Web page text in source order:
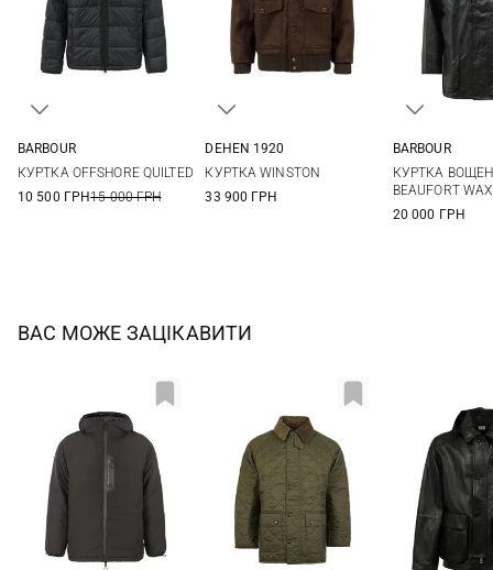
BARBOUR
КУРТКА OFFSHORE QUILTED
10 500 ГРН15 000 ГРН
DEHEN 1920
КУРТКА WINSTON
33 900 ГРН
46
48
BARBOUR
КУРТКА
BEAUFORT
20 000 ГРН
ВАС МОЖЕ ЗАЦІКАВИТИ